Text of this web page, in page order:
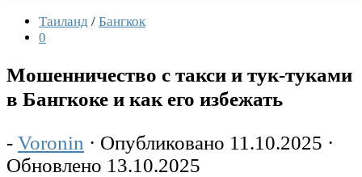
Таиланд / Бангкок
0
Мошенничество с такси и тук-туками
в Бангкоке и как его избежать
- Voronin · Опубликовано 11.10.2025 ·
Обновлено 13.10.2025